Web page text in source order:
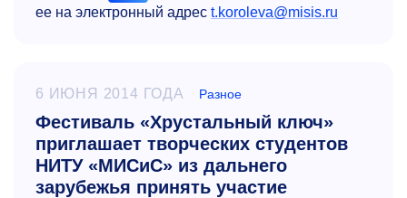
ее на электронный адрес t.koroleva@misis.ru
6 ИЮНЯ 2014 ГОДА Разное
Фестиваль «Хрустальный ключ»
приглашает творческих студентов
НИТУ «МИСиС» из дальнего
зарубежья принять участие